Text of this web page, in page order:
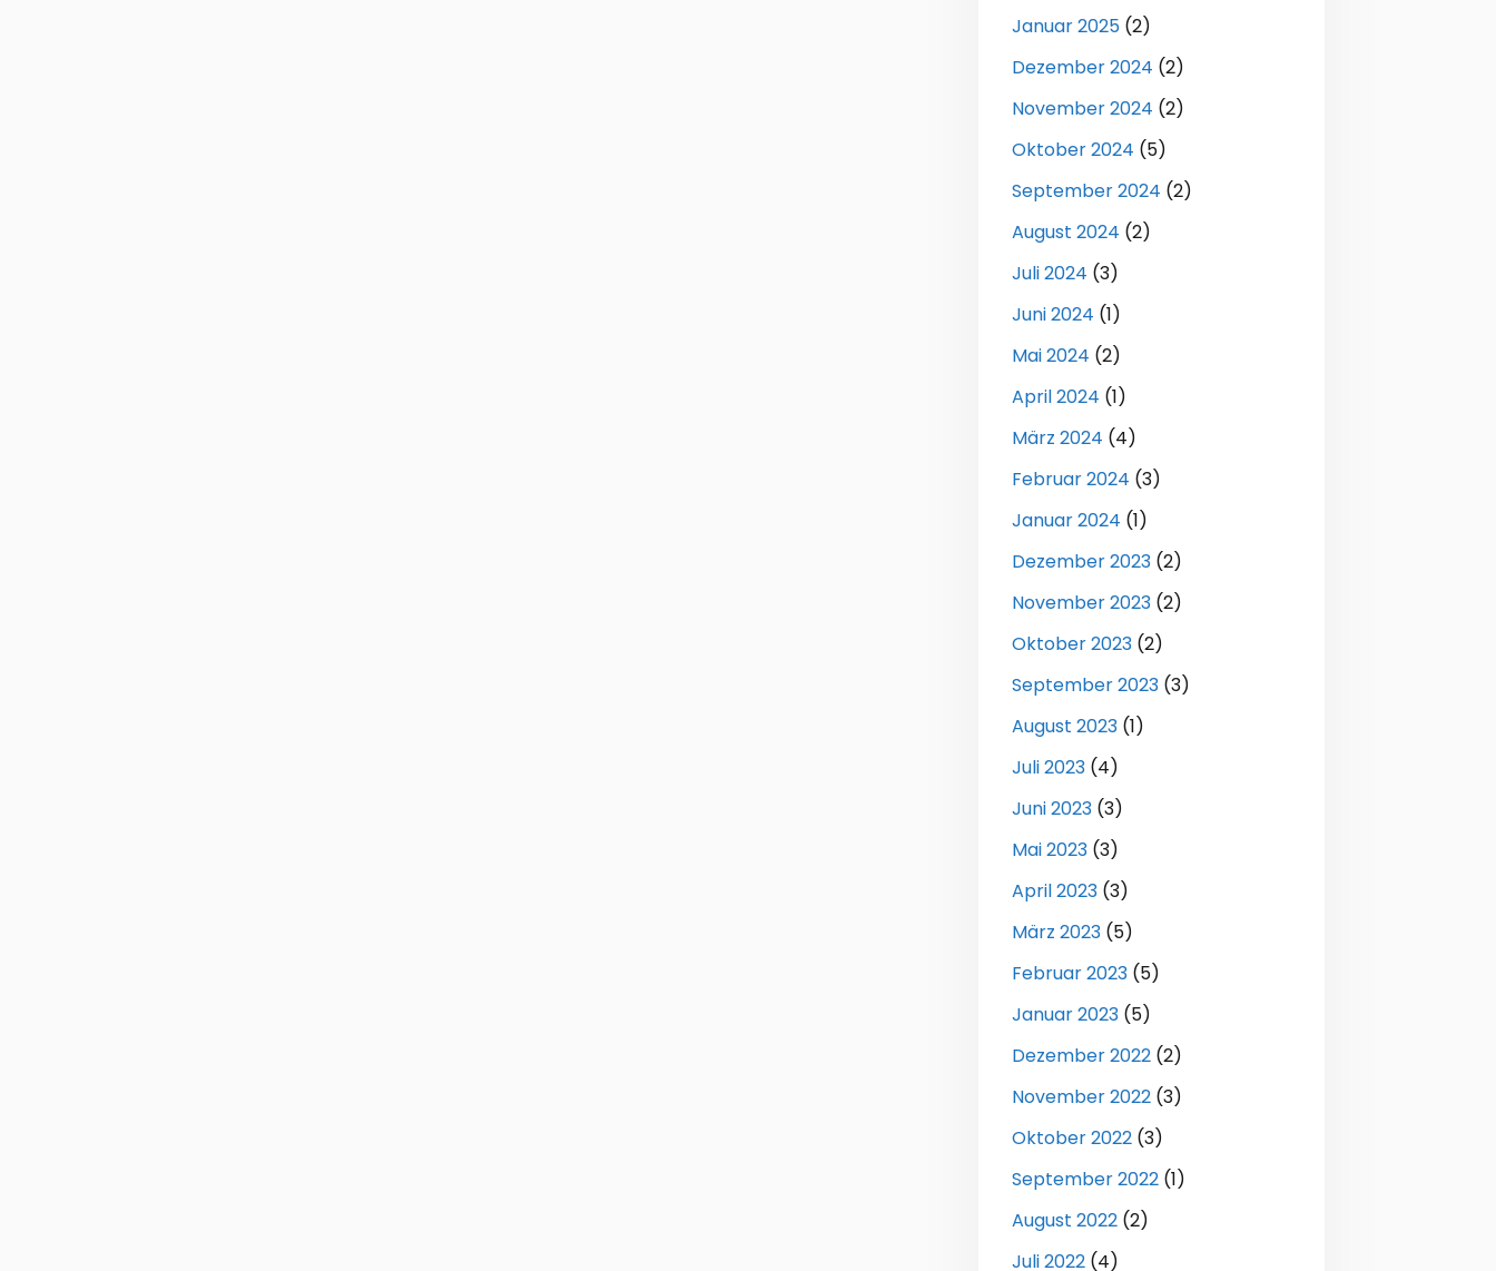
Januar 2025 (2)
Dezember 2024 (2)
November 2024 (2)
Oktober 2024 (5)
September 2024 (2)
August 2024 (2)
Juli 2024 (3)
Juni 2024 (1)
Mai 2024 (2)
April 2024 (1)
März 2024 (4)
Februar 2024 (3)
Januar 2024 (1)
Dezember 2023 (2)
November 2023 (2)
Oktober 2023 (2)
September 2023 (3)
August 2023 (1)
Juli 2023 (4)
Juni 2023 (3)
Mai 2023 (3)
April 2023 (3)
März 2023 (5)
Februar 2023 (5)
Januar 2023 (5)
Dezember 2022 (2)
November 2022 (3)
Oktober 2022 (3)
September 2022 (1)
August 2022 (2)
Juli 2022 (4)